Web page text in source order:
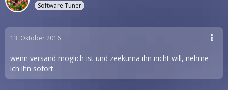
Software Tuner
13. Oktober 2016
wenn versand möglich ist und zeekuma ihn nicht will, nehme
ich ihn sofort.